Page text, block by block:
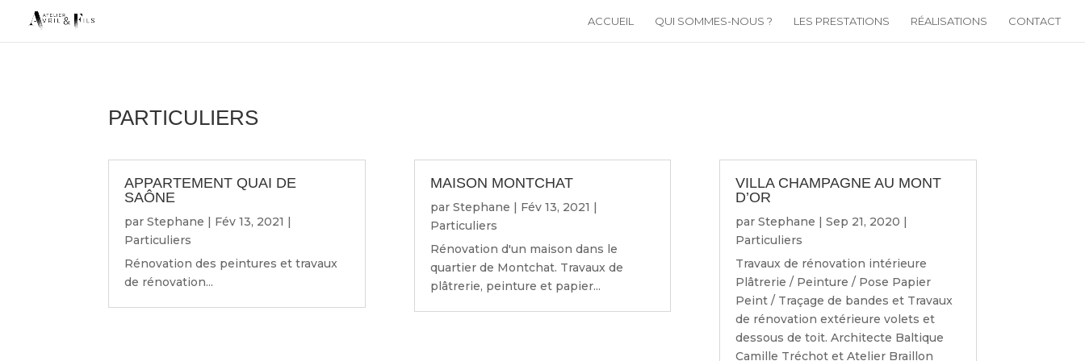
ACCUEIL QUI SOMMES-NOUS ? LES PRESTATIONS RÉALISATIONS CONTACT
PARTICULIERS
APPARTEMENT QUAI DE
SAÔNE
parStephane | Fév 13, 2021 |
Particuliers
Rénovation des peintures et travaux
de rénovation...
MAISON MONTCHAT
par Stephane | Fév 13, 2021 |
Particuliers
Rénovation d'un maison dans le
quartier de Montchat. Travaux de
plâtrerie, peinture et papier...
VILLA CHAMPAGNE AU MONT
D’OR
par Stephane | Sep 21, 2020 |
Particuliers
Travaux de rénovation intérieure
Plâtrerie / Peinture / Pose Papier
Peint / Traçage de bandes et Travaux
de rénovation extérieure volets et
dessous de toit. Architecte Baltique
Camille Tréchot et Atelier Braillon